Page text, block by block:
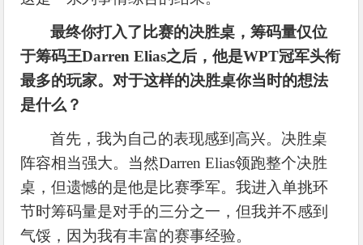
最终你打入了比赛的决胜桌，筹码量仅位
于筹码王Darren Elias之后，他是WPT冠军头衔
最多的玩家。对于这样的决胜桌你当时的想法
是什么？
首先，我为自己的表现感到高兴。决胜桌
阵容相当强大。当然Darren Elias领跑整个决胜
桌，但遗憾的是他是比赛季军。我进入单挑环
节时筹码量是对手的三分之一，但我并不感到
气馁，因为我有丰富的赛事经验。